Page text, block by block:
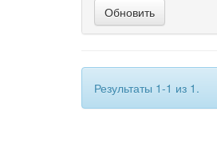
Результаты 1-1 из 1.